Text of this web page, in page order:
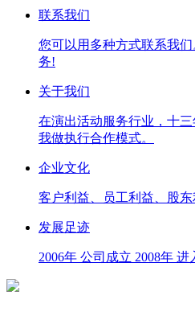
联系我们
您可以用多种方式联系我
务!
关于我们
在演出活动服务行业，十
我做执行合作模式。
企业文化
客户利益、员工利益、股
发展足迹
2006年 公司成立 2008年